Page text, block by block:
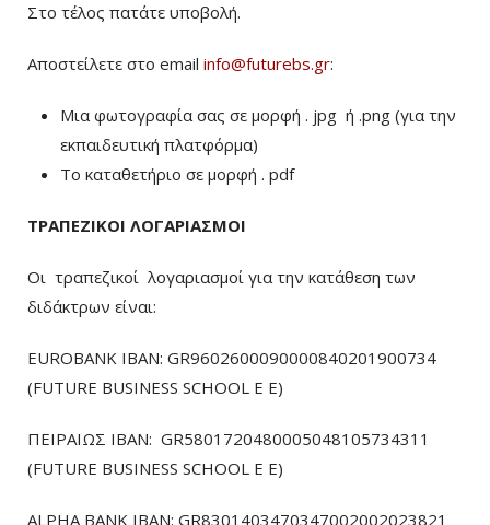
Στο τέλος πατάτε υποβολή.
Αποστείλετε στο email info@futurebs.gr:
Μια φωτογραφία σας σε μορφή . jpg ή .png (για την
εκπαιδευτική πλατφόρμα)
To καταθετήριο σε μορφή . pdf
ΤΡΑΠΕΖΙΚΟΙ ΛΟΓΑΡΙΑΣΜΟΙ
Οι τραπεζικοί λογαριασμοί για την κατάθεση των
διδάκτρων είναι:
EUROBANK IBAN: GR9602600090000840201900734
(FUTURE BUSINESS SCHOOL E E)
ΠΕΙΡΑΙΩΣ ΙΒΑΝ: GR5801720480005048105734311
(FUTURE BUSINESS SCHOOL E E)
ALPHA BANK IBAN: GR8301403470347002002023821